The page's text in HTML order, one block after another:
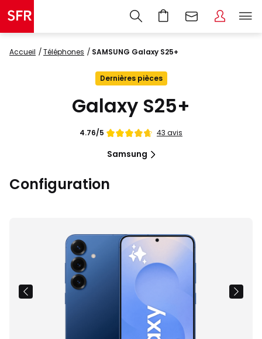
Accueil Téléphones SAMSUNG Galaxy S25+
Dernières pièces
Galaxy S25+
Note
4.76/5 43 avis
Samsung
Configuration
Images
du
produit